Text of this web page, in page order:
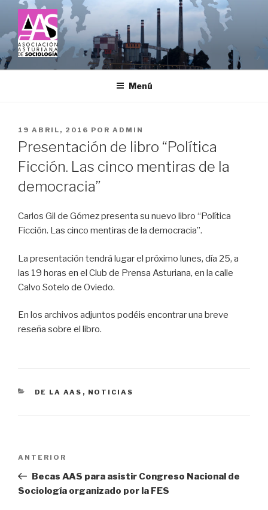
Saltar
contenido
ASOCIACIÓN ASTURIANA DE
SOCIOLOGÍA
Menú
PUBLICADO
EL
19 ABRIL, 2016 POR ADMIN
Presentación de libro “Política
Ficción. Las cinco mentiras de la
democracia”
Carlos Gil de Gómez presenta su nuevo libro “Política
Ficción. Las cinco mentiras de la democracia”.
La presentación tendrá lugar el próximo lunes, día 25, a
las 19 horas en el Club de Prensa Asturiana, en la calle
Calvo Sotelo de Oviedo.
En los archivos adjuntos podéis encontrar una breve
reseña sobre el libro.
CATEGORÍAS
DE LA AAS , NOTICIAS
entradas
Entrada
anterior:
ANTERIOR
Becas AAS para asistir Congreso Nacional de
Sociología organizado por la FES